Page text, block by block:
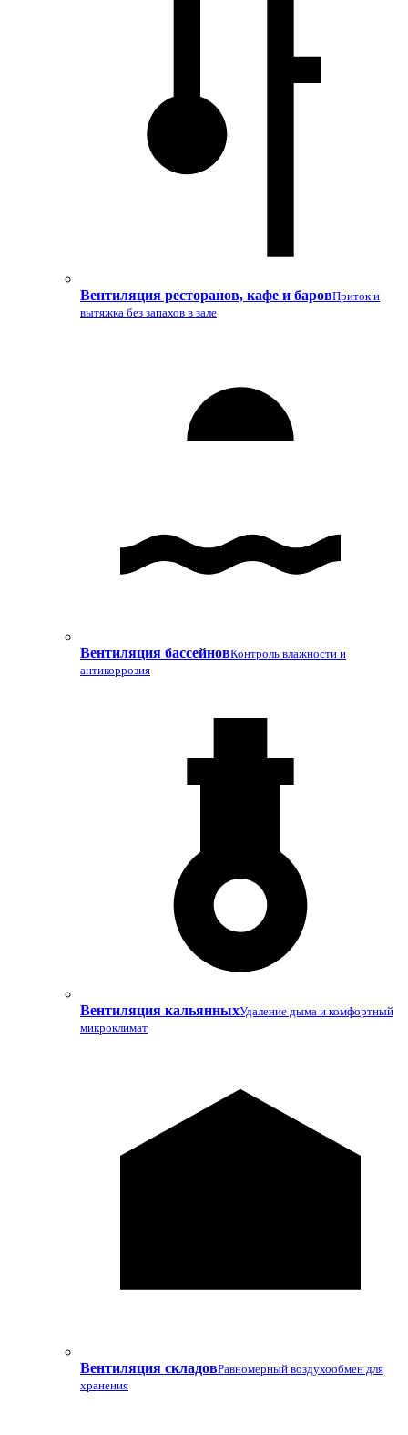
Вентиляция ресторанов, кафе и баровПриток и
вытяжка без запахов в зале
Вентиляция бассейновКонтроль влажности и
антикоррозия
Вентиляция кальянныхУдаление дыма и комфортный
микроклимат
Вентиляция складовРавномерный воздухообмен для
хранения